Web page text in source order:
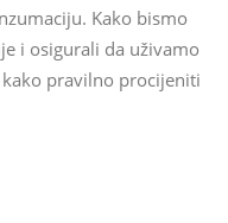
Kako bismo
i osigurali da uživamo
pravilno procijeniti